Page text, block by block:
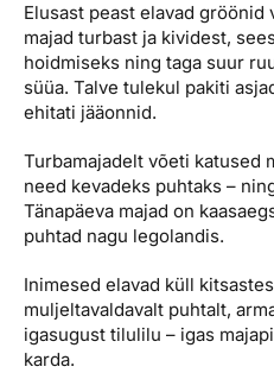
Elusast peast elavad gröönid
majad turbast ja kividest,
hoidmiseks ning taga suur
süüa. Talve tulekul pakiti
ehitati jääonnid.
Turbamajadelt võeti katused
need kevadeks puhtaks –
Tänapäeva majad on
puhtad nagu legolandis.
Inimesed elavad küll
muljeltavaldavalt puhtalt,
igasugust tilulilu – igas
karda.